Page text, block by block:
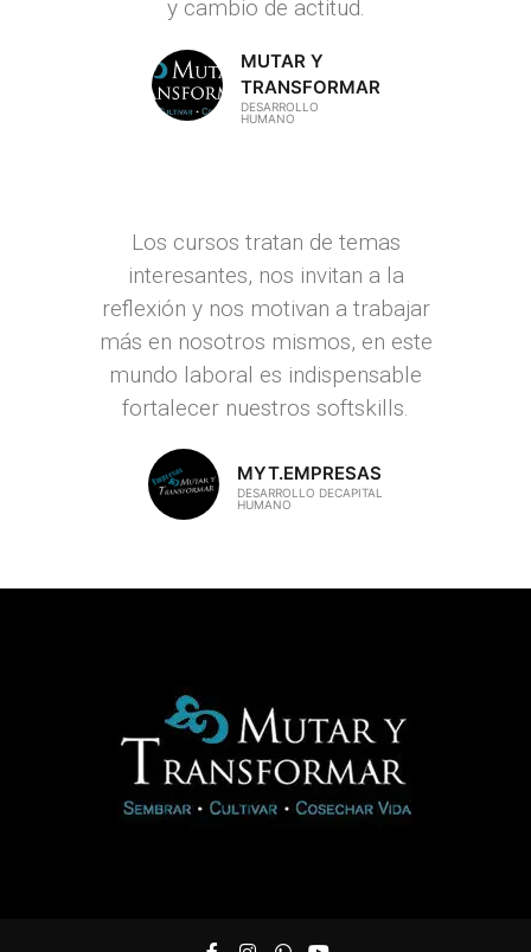
y cambio de actitud.
MUTAR Y
TRANSFORMAR
DESARROLLO
HUMANO
Los cursos tratan de temas
interesantes, nos invitan a la
reflexión y nos motivan a trabajar
más en nosotros mismos, en este
mundo laboral es indispensable
fortalecer nuestros softskills.
MYT.EMPRESAS
DESARROLLO DECAPITAL
HUMANO